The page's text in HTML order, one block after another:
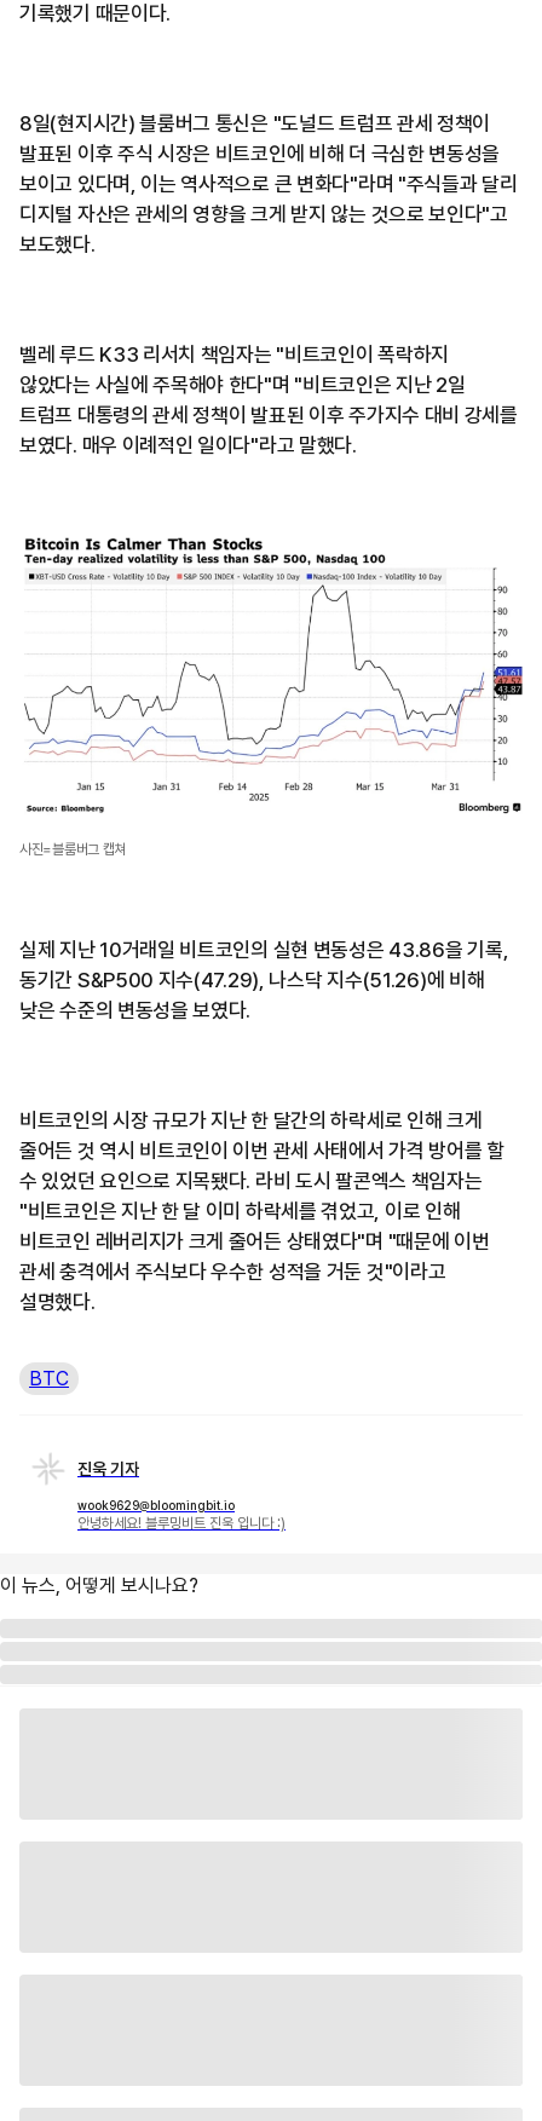
기록했기 때문이다.
8일(현지시간) 블룸버그 통신은 "도널드 트럼프 관세 정책이
발표된 이후 주식 시장은 비트코인에 비해 더 극심한 변동성을
보이고 있다며, 이는 역사적으로 큰 변화다"라며 "주식들과 달리
디지털 자산은 관세의 영향을 크게 받지 않는 것으로 보인다"고
보도했다.
벨레 루드 K33 리서치 책임자는 "비트코인이 폭락하지
않았다는 사실에 주목해야 한다"며 "비트코인은 지난 2일
트럼프 대통령의 관세 정책이 발표된 이후 주가지수 대비 강세를
보였다. 매우 이례적인 일이다"라고 말했다.
사진=블룸버그 캡쳐
실제 지난 10거래일 비트코인의 실현 변동성은 43.86을 기록,
동기간 S&P500 지수(47.29), 나스닥 지수(51.26)에 비해
낮은 수준의 변동성을 보였다.
비트코인의 시장 규모가 지난 한 달간의 하락세로 인해 크게
줄어든 것 역시 비트코인이 이번 관세 사태에서 가격 방어를 할
수 있었던 요인으로 지목됐다. 라비 도시 팔콘엑스 책임자는
"비트코인은 지난 한 달 이미 하락세를 겪었고, 이로 인해
비트코인 레버리지가 크게 줄어든 상태였다"며 "때문에 이번
관세 충격에서 주식보다 우수한 성적을 거둔 것"이라고
설명했다.
BTC
진욱 기자
wook9629@bloomingbit.io
안녕하세요! 블루밍비트 진욱 입니다 :)
이 뉴스, 어떻게 보시나요?